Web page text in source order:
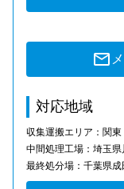
対応地域
収集運搬エリア：関東
中間処理工場：埼玉県
最終処分場：千葉県成